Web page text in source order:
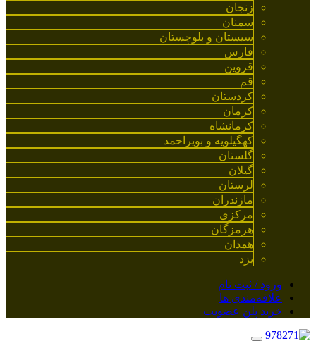
زنجان
سمنان
سیستان و بلوچستان
فارس
قزوین
قم
کردستان
کرمان
کرمانشاه
کهگیلویه و بویراحمد
گلستان
گیلان
لرستان
مازندران
مرکزی
هرمزگان
همدان
یزد
ورود / ثبت نام
علاقه‌مندی ها
خرید پلن عضویت